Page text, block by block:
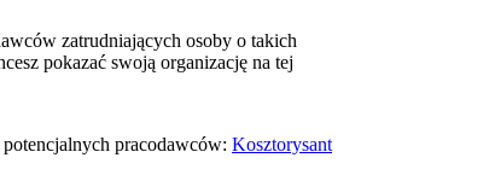
zatrudniających osoby o takich
pokazać swoją organizację na tej
pracodawców: Kosztorysant